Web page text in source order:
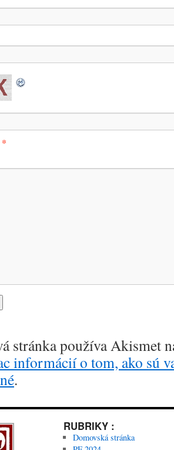
*
stránka používa Akismet
informácií o tom, ako sú
.
RUBRIKY :
Domovská stránka